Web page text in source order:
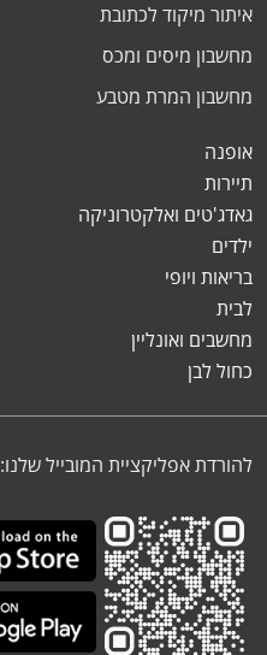
איתור מיקוד לכתובת
מחשבון מיסים ומכס
מחשבון המרת מטבע
אופנה
תיירות
גאדג'טים ואלקטרוניקה
ילדים
בריאות ויופי
לבית
מחשבים ואונליין
כחול לבן
להורדת אפליקציית המובייל שלנו: